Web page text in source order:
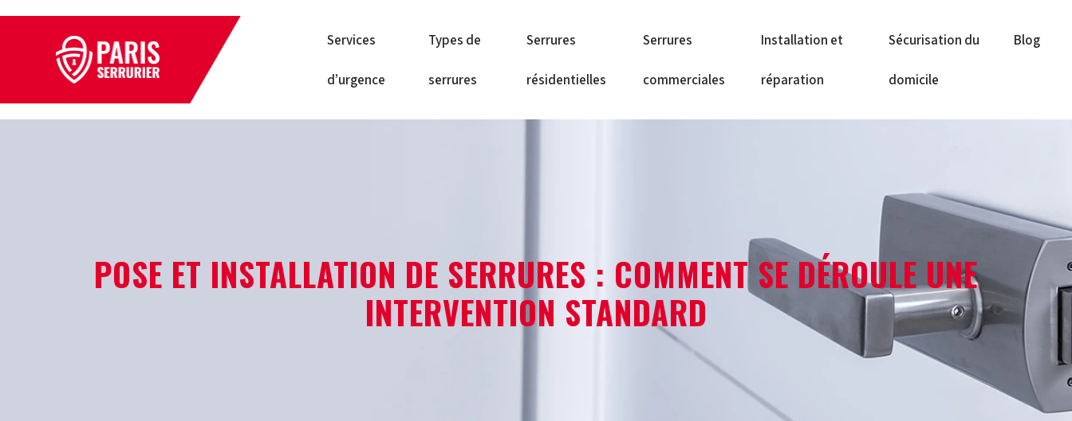
Services
d’urgence
Types de
serrures
Serrures
résidentielles
Serrures
commerciales
Installation et
réparation
Sécurisation du
domicile
Blog
POSE ET INSTALLATION DE SERRURES : COMMENT SE DÉROULE UNE
INTERVENTION STANDARD